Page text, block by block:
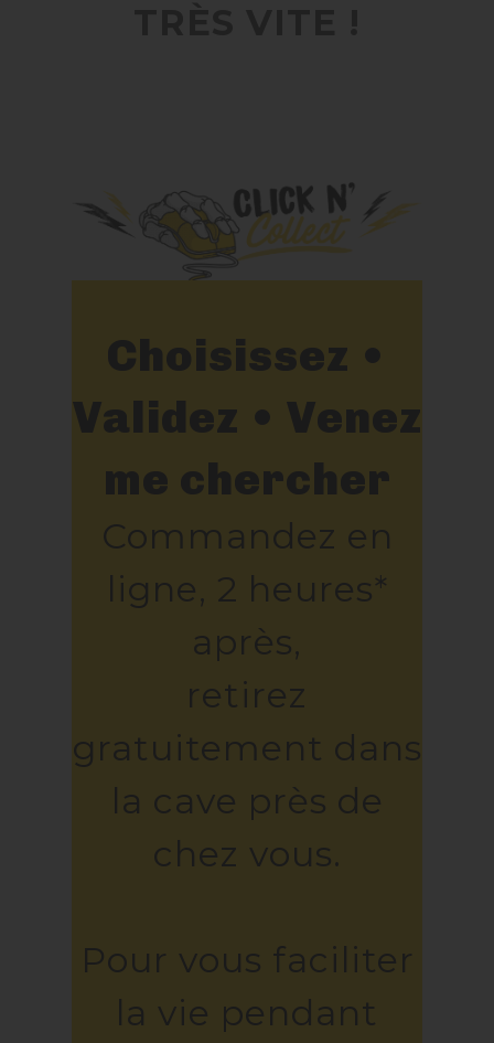
Choisissez •
Validez • Venez
me chercher
Commandez en
ligne, 2 heures*
après,
retirez
gratuitement dans
la cave près de
chez vous.
Pour vous faciliter
la vie pendant